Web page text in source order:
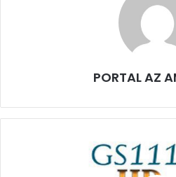
PORTAL AZ